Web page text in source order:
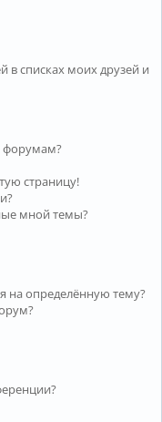
в списках моих друзей и
форумам?
страницу!
мной темы?
на определённую тему?